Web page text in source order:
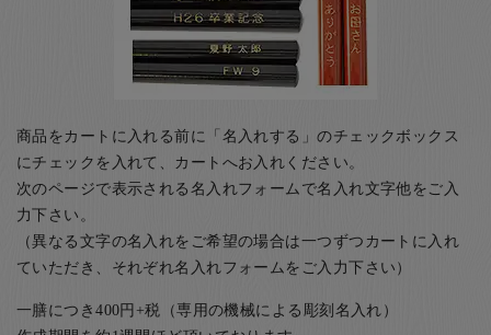
商品をカートに入れる前に「名入れする」のチェックボックス
にチェックを入れて、カートへお入れください。
次のページで表示される名入れフォームで名入れ文字他をご入
力下さい。
（異なる文字の名入れをご希望の場合は一つずつカートに入れ
ていただき、それぞれ名入れフォームをご入力下さい）
一膳につき400円+税（専用の機械による彫刻名入れ）